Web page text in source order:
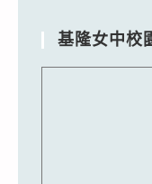
基隆女中校